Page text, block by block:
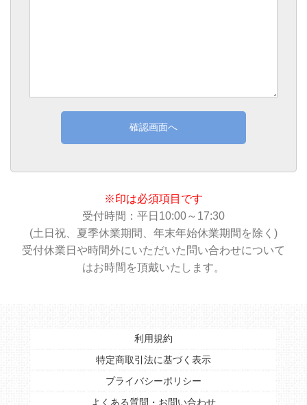
確認画面へ
※印は必須項目です
受付時間：平日10:00～17:30
(土日祝、夏季休業期間、年末年始休業期間を除く)
受付休業日や時間外にいただいた問い合わせについて
はお時間を頂戴いたします。
利用規約
特定商取引法に基づく表示
プライバシーポリシー
よくある質問・お問い合わせ